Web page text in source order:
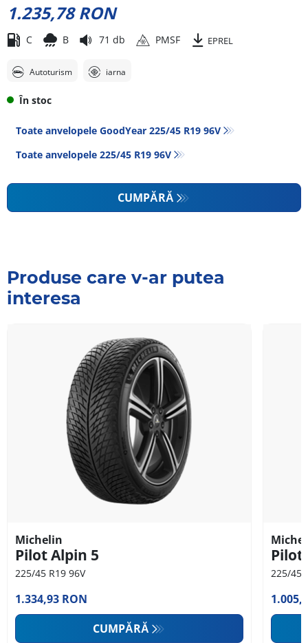
1.235,78 RON
C B 71 db PMSF EPREL
Autoturism iarna
În stoc
Toate anvelopele GoodYear 225/45 R19 96V
Toate anvelopele‎ 225/45 R19 96V
CUMPĂRĂ
Produse care v-ar putea
interesa
Michelin
Pilot Alpin 5
225/45 R19 96V
1.334,93 RON
CUMPĂRĂ
Pilot
225/45